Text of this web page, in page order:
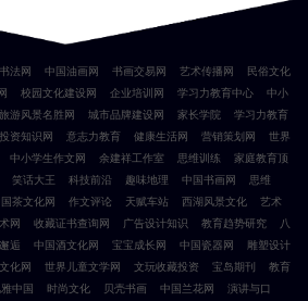
法网 中国油画网 书画交易网 艺术传播网
民俗文化
校园文化建设网 企业培训网 学习力教育中心
中小
旅游风景名胜网 城市品牌建设网 家长学院
学习力教育
资知识网 意志力教育 健康生活网 营销策划网
世界
中小学生作文网 余建祥工作室 思维训练
家庭教育顶
笑话大王 科技前沿 趣味地理 中国书画网
思维
茶文化网 作文评论 天赋车站 西湖风景文化
艺术
网 收藏证书查询网 广告设计知识 教育趋势研究
八
逅 中国酒文化网 宝宝成长网 中国瓷器网
雕塑设计
化网 世界儿童文学网 文玩收藏投资 宝岛期刊
教育
中国 时尚文化 贝壳书画 中国兰花网 演讲与口